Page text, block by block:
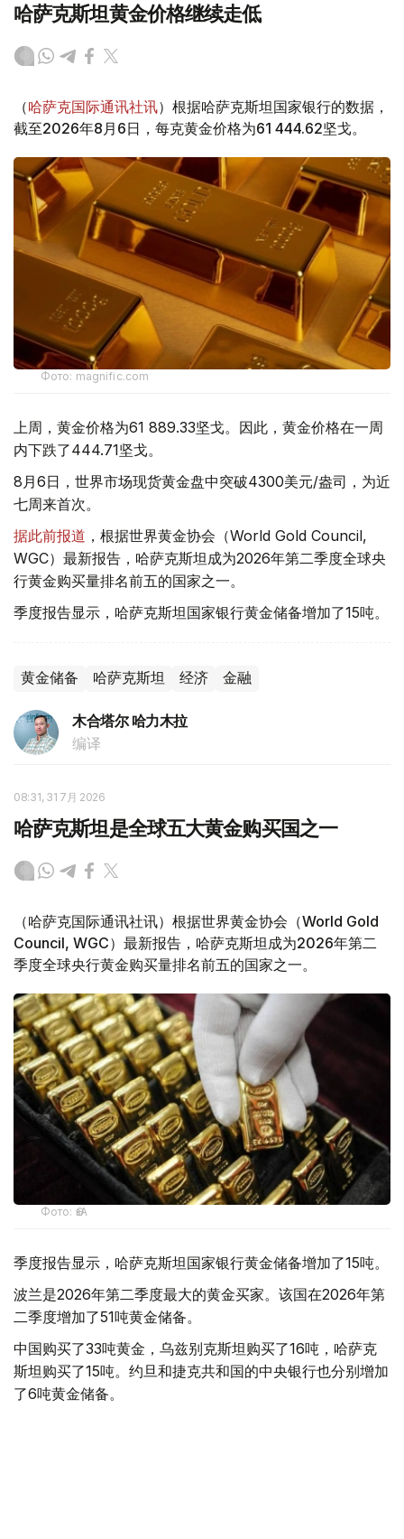
哈萨克斯坦黄金价格继续走低
（哈萨克国际通讯社讯）根据哈萨克斯坦国家银行的数据，
截至2026年8月6日，每克黄金价格为61 444.62坚戈。
Фото: magnific.com
上周，黄金价格为61 889.33坚戈。因此，黄金价格在一周
内下跌了444.71坚戈。
8月6日，世界市场现货黄金盘中突破4300美元/盎司，为近
七周来首次。
据此前报道 ，根据世界黄金协会（World Gold Council,
WGC）最新报告，哈萨克斯坦成为2026年第二季度全球央
行黄金购买量排名前五的国家之一。
季度报告显示，哈萨克斯坦国家银行黄金储备增加了15吨。
黄金储备 哈萨克斯坦 经济 金融
木合塔尔 哈力木拉
编译
08:31, 31 7月 2026
哈萨克斯坦是全球五大黄金购买国之一
（哈萨克国际通讯社讯）根据世界黄金协会（World Gold
Council, WGC）最新报告，哈萨克斯坦成为2026年第二
季度全球央行黄金购买量排名前五的国家之一。
Фото: ӨзА
季度报告显示，哈萨克斯坦国家银行黄金储备增加了15吨。
波兰是2026年第二季度最大的黄金买家。该国在2026年第
二季度增加了51吨黄金储备。
中国购买了33吨黄金，乌兹别克斯坦购买了16吨，哈萨克
斯坦购买了15吨。约旦和捷克共和国的中央银行也分别增加
了6吨黄金储备。